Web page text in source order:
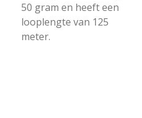
50 gram en heeft een
looplengte van 125
meter.